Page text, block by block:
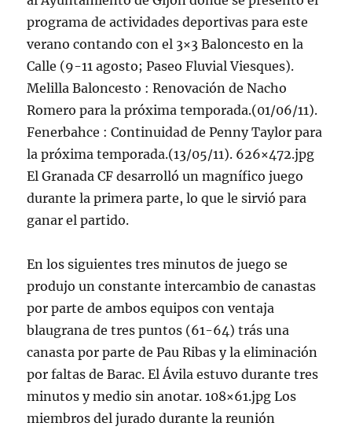
programa de actividades deportivas para este
verano contando con el 3×3 Baloncesto en la
Calle (9-11 agosto; Paseo Fluvial Viesques).
Melilla Baloncesto : Renovación de Nacho
Romero para la próxima temporada.(01/06/11).
Fenerbahce : Continuidad de Penny Taylor para
la próxima temporada.(13/05/11). 626×472.jpg
El Granada CF desarrolló un magnífico juego
durante la primera parte, lo que le sirvió para
ganar el partido.
En los siguientes tres minutos de juego se
produjo un constante intercambio de canastas
por parte de ambos equipos con ventaja
blaugrana de tres puntos (61-64) trás una
canasta por parte de Pau Ribas y la eliminación
por faltas de Barac. El Ávila estuvo durante tres
minutos y medio sin anotar. 108×61.jpg Los
miembros del jurado durante la reunión